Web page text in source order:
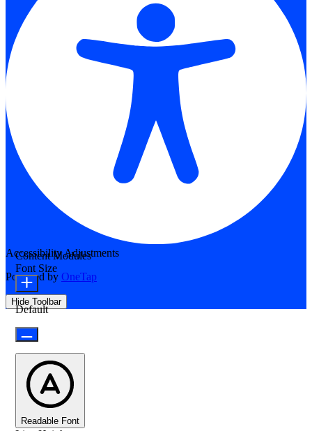
Accessibility Adjustments
Powered by OneTap
Hide Toolbar
Content Modules
Font Size
Default
Readable Font